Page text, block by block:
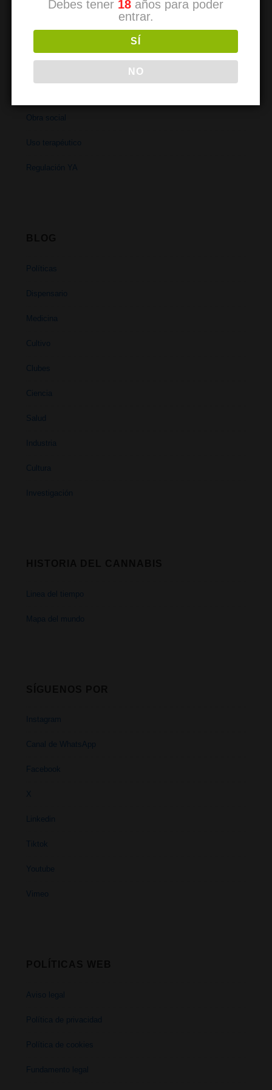
Obra social
Uso terapéutico
Regulación YA
Políticas
Dispensario
Medicina
Cultivo
Clubes
Ciencia
Salud
Industria
Cultura
Investigación
Linea del tiempo
Mapa del mundo
Instagram
Canal de WhatsApp
Facebook
X
Linkedin
Tiktok
Youtube
Vimeo
Aviso legal
Política de privacidad
Política de cookies
Fundamento legal
Debes tener 18 años para poder
entrar.
SÍ
NO